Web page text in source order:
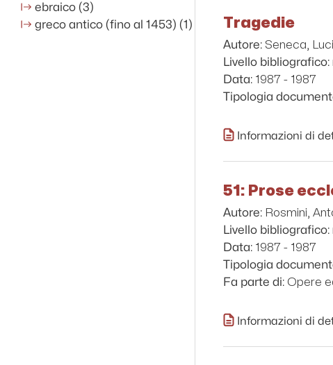
ebraico (3)
greco antico (fino al 1453) (1) Tragedie
Autore: Seneca,
Livello bibliografico:
Data: 1987 - 1987
Tipologia
Informazioni di
51: Prose
Autore: Rosmini,
Livello bibliografico:
Data: 1987 - 1987
Tipologia
Fa parte di: Opere
Informazioni di